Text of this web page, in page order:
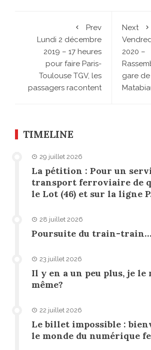
Prev
Lundi 2 décembre
2019 – 17 heures
pour faire Paris-
Toulouse TGV, les
passagers racontent
Next
2020 –
gare
TIMELINE
29 juillet 2026
La pétition : Pour un
transport ferroviaire de
le Lot (46) et sur la ligne
28 juillet 2026
Poursuite du train-train…
23 juillet 2026
Il y en a un peu plus, je le
même?
22 juillet 2026
Le billet impossible :
le monde du numérique